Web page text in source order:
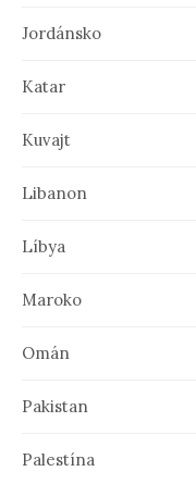
Jordánsko
Katar
Kuvajt
Libanon
Líbya
Maroko
Omán
Pakistan
Palestína